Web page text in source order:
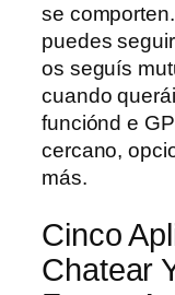
se
puedes
os seguís
cuando
funciónd e
cercano,
más.
Cinco
Chatear